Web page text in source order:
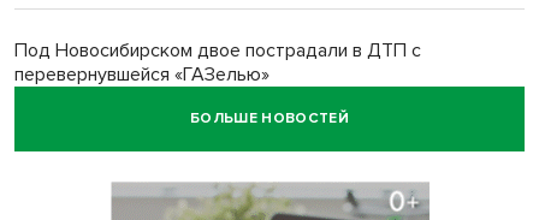
Под Новосибирском двое пострадали в ДТП с
перевернувшейся «ГАЗелью»
Легендарный хоккеист Тарасенко вернулся к брату в
БОЛЬШЕ НОВОСТЕЙ